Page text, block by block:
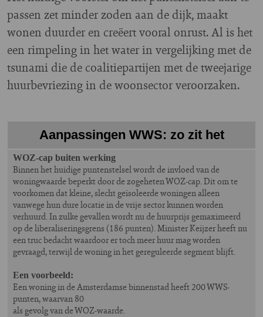
passen zet minder zoden aan de dijk, maakt
wonen duurder en creëert vooral onrust. Al is het
een rimpeling in het water in vergelijking met de
tsunami die de coalitiepartijen met de tweejarige
huurbevriezing in de woonsector veroorzaken.
Aanpassingen WWS: zo zit het
WOZ-cap buiten werking
Binnen het huidige puntenstelsel wordt de invloed van de
woningwaarde beperkt door de zogeheten WOZ-cap. Dit om te
voorkomen dat kleine, slecht geïsoleerde woningen alleen
vanwege hun dure locatie in de vrije sector kunnen worden
verhuurd. In zulke gevallen wordt nu de huurprijs gemaximeerd
op de liberaliseringsgrens (186 punten). Minister Keijzer heeft nu
een truc bedacht waardoor er toch meer huur mag worden
gevraagd, terwijl de woning in het gereguleerde segment blijft.
Een voorbeeld:
Een woning in de Amsterdamse binnenstad heeft 200 WWS-
punten, waarvan 80
als gevolg van de WOZ-waarde.